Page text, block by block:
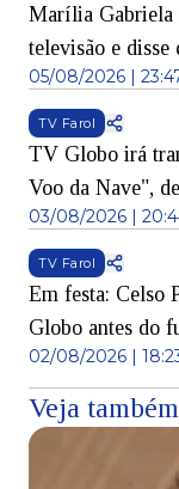
Marília Gabriela
televisão e disse
05/08/2026 |
TV Farol
TV Globo irá
Voo da Nave",
03/08/2026 |
TV Farol
Em festa: Celso
Globo antes do
02/08/2026 |
Veja também